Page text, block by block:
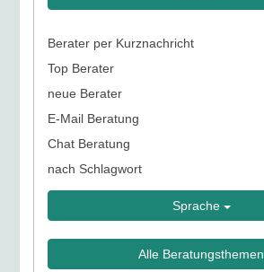
Berater per Kurznachricht
Top Berater
neue Berater
E-Mail Beratung
Chat Beratung
nach Schlagwort
Sprache
Alle Beratungsthemen